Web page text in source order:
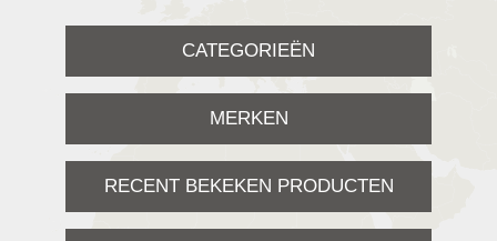
CATEGORIEËN
MERKEN
RECENT BEKEKEN PRODUCTEN